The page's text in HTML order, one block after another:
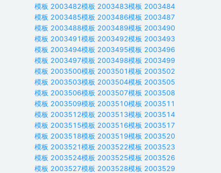
模板 2003482模板 2003483模板 2003484
模板 2003485模板 2003486模板 2003487
模板 2003488模板 2003489模板 2003490
模板 2003491模板 2003492模板 2003493
模板 2003494模板 2003495模板 2003496
模板 2003497模板 2003498模板 2003499
模板 2003500模板 2003501模板 2003502
模板 2003503模板 2003504模板 2003505
模板 2003506模板 2003507模板 2003508
模板 2003509模板 2003510模板 2003511
模板 2003512模板 2003513模板 2003514
模板 2003515模板 2003516模板 2003517
模板 2003518模板 2003519模板 2003520
模板 2003521模板 2003522模板 2003523
模板 2003524模板 2003525模板 2003526
模板 2003527模板 2003528模板 2003529